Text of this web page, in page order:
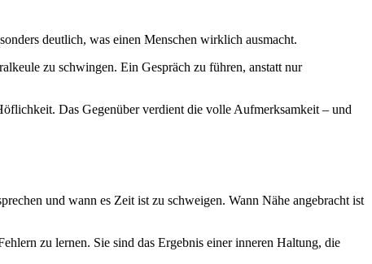
deutlich, was einen Menschen wirklich ausmacht.
zu schwingen. Ein Gespräch zu führen, anstatt nur
Das Gegenüber verdient die volle Aufmerksamkeit – und
und wann es Zeit ist zu schweigen. Wann Nähe angebracht ist
zu lernen. Sie sind das Ergebnis einer inneren Haltung, die